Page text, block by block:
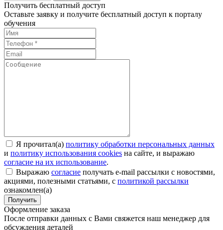
Получить бесплатный доступ
Оставьте заявку и получите бесплатный доступ к порталу
обучения
Я прочитал(а) политику обработки персональных данных
и политику использования cookies на сайте, и выражаю
согласие на их использование.
Выражаю согласие получать e-mail рассылки с новостями,
акциями, полезными статьями, с политикой рассылки
ознакомлен(а)
Получить
Оформление заказа
После отправки данных с Вами свяжется наш менеджер для
обсуждения деталей